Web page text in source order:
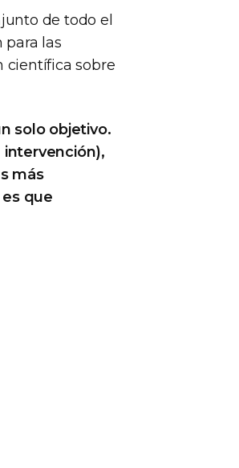
de todo el
para las
científica sobre
solo objetivo.
intervención),
más
que